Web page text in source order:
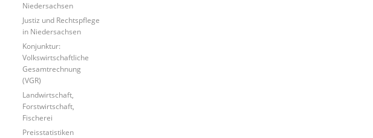
Niedersachsen
Justiz und Rechtspflege
in Niedersachsen
Konjunktur:
Volkswirtschaftliche
Gesamtrechnung
(VGR)
Landwirtschaft,
Forstwirtschaft,
Fischerei
Preisstatistiken